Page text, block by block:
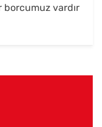
borcumuz vardır